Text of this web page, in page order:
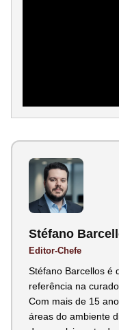
Stéfano
Editor-Chefe
Stéfano Barcellos é
referência na
Com mais de 15
áreas do ambiente